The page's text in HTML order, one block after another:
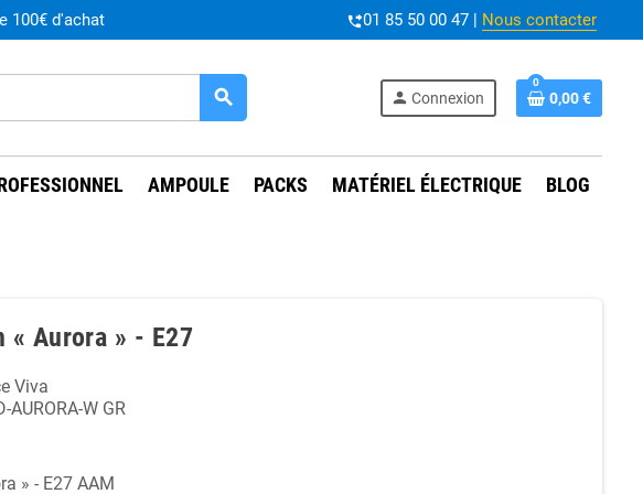
100€ d'achat phone_forwarded01 85 50 00 47 | Nous contacter
search person Connexion
0
0,00 €
AMPOULE PACKS MATÉRIEL ÉLECTRIQUE BLOG
« Aurora » - E27
Viva
AURORA-W GR
» - E27 AAM